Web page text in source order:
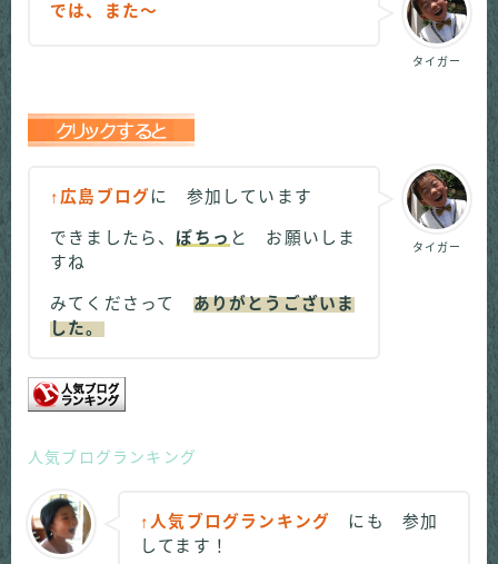
タイガー
では、また～
タイガー
↑広島ブログに 参加しています
できましたら、 ぽちっ と お願いしま
すね
みてくださって ありがとうございま
した。
人気ブログランキング
↑人気ブログランキング
にも 参加
してます！